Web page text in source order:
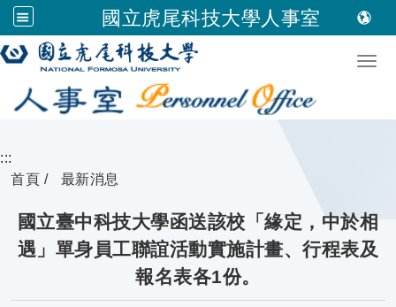
國立虎尾科技大學人事室
跳到主要內容
:::
首頁
最新消息
國立臺中科技大學函送該校「緣定，中於相
遇」單身員工聯誼活動實施計畫、行程表及
報名表各1份。